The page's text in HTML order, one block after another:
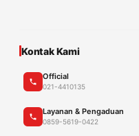
Kontak Kami
Official
021-4410135
Layanan & Pengaduan
0859-5619-0422